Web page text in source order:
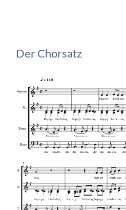
Der Chorsatz